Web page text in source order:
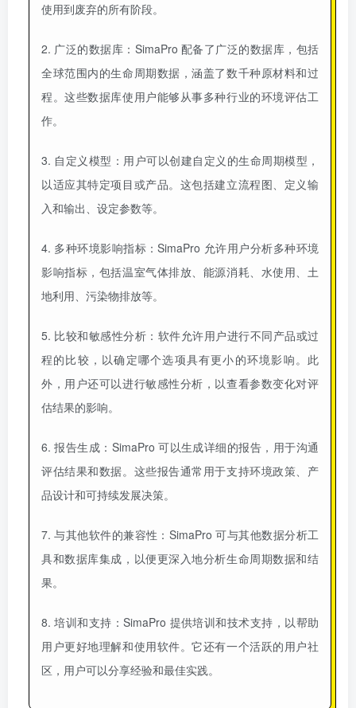
使用到废弃的所有阶段。
2. 广泛的数据库：SimaPro 配备了广泛的数据库，包括
全球范围内的生命周期数据，涵盖了数千种原材料和过
程。这些数据库使用户能够从事多种行业的环境评估工
作。
3. 自定义模型：用户可以创建自定义的生命周期模型，
以适应其特定项目或产品。这包括建立流程图、定义输
入和输出、设定参数等。
4. 多种环境影响指标：SimaPro 允许用户分析多种环境
影响指标，包括温室气体排放、能源消耗、水使用、土
地利用、污染物排放等。
5. 比较和敏感性分析：软件允许用户进行不同产品或过
程的比较，以确定哪个选项具有更小的环境影响。此
外，用户还可以进行敏感性分析，以查看参数变化对评
估结果的影响。
6. 报告生成：SimaPro 可以生成详细的报告，用于沟通
评估结果和数据。这些报告通常用于支持环境政策、产
品设计和可持续发展决策。
7. 与其他软件的兼容性：SimaPro 可与其他数据分析工
具和数据库集成，以便更深入地分析生命周期数据和结
果。
8. 培训和支持：SimaPro 提供培训和技术支持，以帮助
用户更好地理解和使用软件。它还有一个活跃的用户社
区，用户可以分享经验和最佳实践。